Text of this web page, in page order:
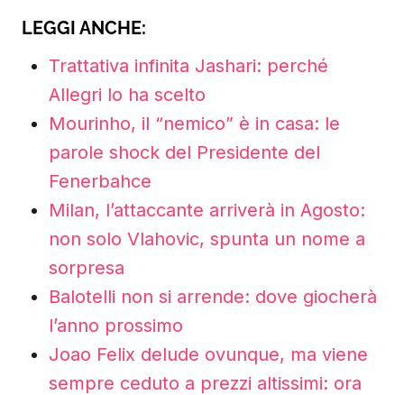
LEGGI ANCHE:
Trattativa infinita Jashari: perché
Allegri lo ha scelto
Mourinho, il “nemico” è in casa: le
parole shock del Presidente del
Fenerbahce
Milan, l’attaccante arriverà in Agosto:
non solo Vlahovic, spunta un nome a
sorpresa
Balotelli non si arrende: dove giocherà
l’anno prossimo
Joao Felix delude ovunque, ma viene
sempre ceduto a prezzi altissimi: ora